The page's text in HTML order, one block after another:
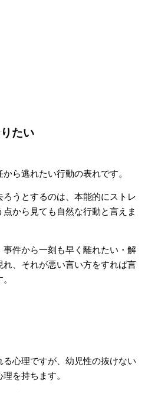
たい
ら逃れたい行動の表れです。
うとするのは、本能的にストレ
から見ても自然な行動と言えま
件から一刻も早く離れたい・解
、それが悪い言い方をすれば言
心理ですが、幼児性の抜けない
を持ちます。